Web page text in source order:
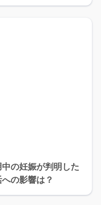
中の妊娠が判明した
の影響は？